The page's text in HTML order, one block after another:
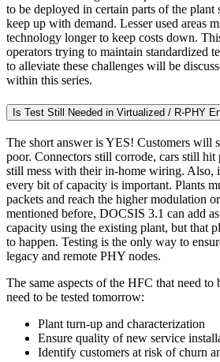
to be deployed in certain parts of the plant
keep up with demand. Lesser used areas
technology longer to keep costs down.
operators trying to maintain standardized
to alleviate these challenges will be
within this series.
Is Test Still Needed in Virtualized / R-PHY
The short answer is YES! Customers will
poor. Connectors still corrode, cars still hit
still mess with their in-home wiring. Also,
every bit of capacity is important. Plants
packets and reach the higher modulation
mentioned before, DOCSIS 3.1 can add
capacity using the existing plant, but that
to happen. Testing is the only way to
legacy and remote PHY nodes.
The same aspects of the HFC that need
need to be tested tomorrow:
Plant turn-up and characterization
Ensure quality of new service
Identify customers at risk of churn